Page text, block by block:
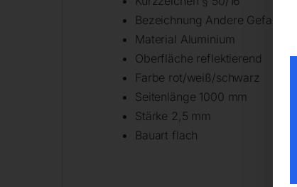
Bezeichnung Andere Gefahren
Material Aluminium
Oberfläche reflektierend
Farbe rot/weiß/schwarz
Seitenlänge 1000 mm
Stärke 2,5 mm
Bauart flach